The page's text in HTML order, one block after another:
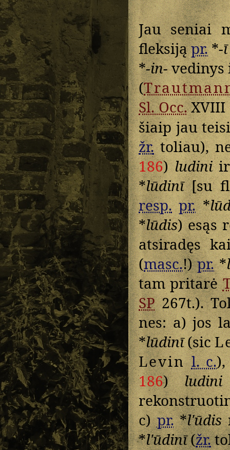
Jau seniai
fleksijąpr.*-ī
*-in-vedinys
(
Sl. Occ.XVIII
šiaip jau
žr.toliau),
186)ludini
*lūdinī[su
resp. pr.*
*lūdis) esąs
atsiradęs
(masc.!)pr.*
tam pritarė
SP267t.).
nes: a) jos
*lūdinī(sic
Levin l. c.
186)ludini
c)pr.*lʹūdis
*lʹūdinī(žr.